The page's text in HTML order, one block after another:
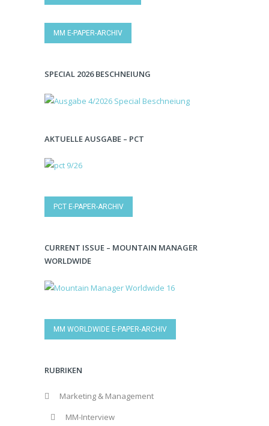
MM E-PAPER-ARCHIV
SPECIAL 2026 BESCHNEIUNG
AKTUELLE AUSGABE – PCT
PCT E-PAPER-ARCHIV
CURRENT ISSUE – MOUNTAIN MANAGER
WORLDWIDE
MM WORLDWIDE E-PAPER-ARCHIV
RUBRIKEN
Marketing & Management
MM-Interview